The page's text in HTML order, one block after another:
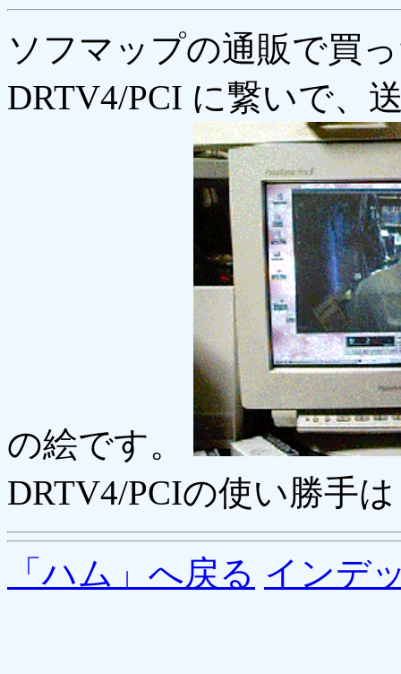
ソフマップの通販で買
DRTV4/PCI に繋いで、
の絵です。
DRTV4/PCIの使い勝手
「ハム」へ戻る インデ